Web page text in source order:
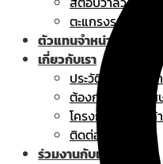
ตะแกรงระบายน้ำทิ้ง
ตัวแทนจำหน่าย
เกี่ยวกับเรา
ประวัติความเป็นมา
ต้องการราคาพิเ
โครงการที่ใช้สินค้
ติดต่อเรา
ร่วมงานกับเรา